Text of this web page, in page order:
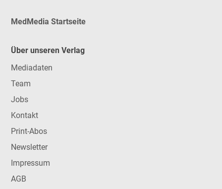
MedMedia Startseite
Über unseren Verlag
Mediadaten
Team
Jobs
Kontakt
Print-Abos
Newsletter
Impressum
AGB